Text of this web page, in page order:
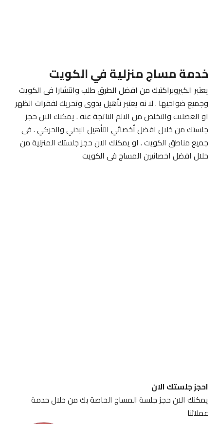
خدمة مساج منزلية في الكويت
يعتبر الكيروبراكتيك من افضل الطرق طلب وانتشارا فى الكويت
وجميع ضواحيها . لا نه يعتبر تأهيل يدوى وتحريك لفقرات الظهر
او العضلات والتخلص من الالم الناتجة عنه . يمكنك الان حجز
جلستك من خلال افضل أخصائي التأهيل البدني والحركي . فى
جميع مناطق الكويت . او يمكنك الان حجز جلستك المنزلية من
خلال افضل اخصائيين المساج فى الكويت
احجز جلستك الان
يمكنك الان حجز جلسة المساج الخاصة بك من خلال خدمة
عملائنا